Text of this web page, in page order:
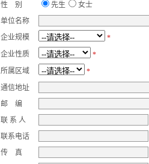
性 别
先生
女士
单位名称
企业规模
*
企业性质
*
所属区域
*
通信地址
邮 编
联 系 人
联系电话
传 真